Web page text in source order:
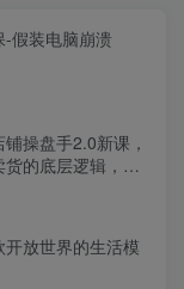
-假装电脑崩溃
操盘手2.0新课，
的底层逻辑，打
开放世界的生活模